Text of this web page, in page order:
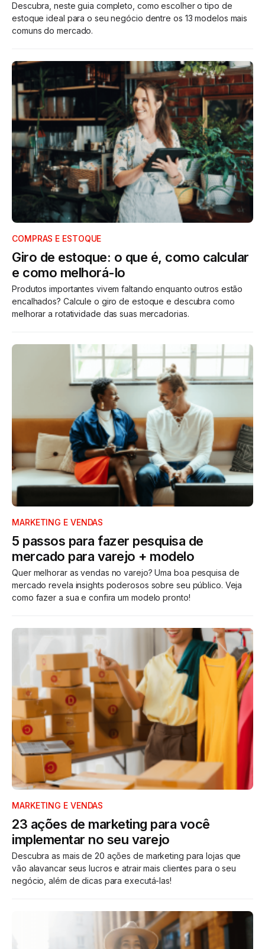
Descubra, neste guia completo, como escolher o tipo de
estoque ideal para o seu negócio dentre os 13 modelos mais
comuns do mercado.
COMPRAS E ESTOQUE
Giro de estoque: o que é, como calcular
e como melhorá-lo
Produtos importantes vivem faltando enquanto outros estão
encalhados? Calcule o giro de estoque e descubra como
melhorar a rotatividade das suas mercadorias.
MARKETING E VENDAS
5 passos para fazer pesquisa de
mercado para varejo + modelo
Quer melhorar as vendas no varejo? Uma boa pesquisa de
mercado revela insights poderosos sobre seu público. Veja
como fazer a sua e confira um modelo pronto!
MARKETING E VENDAS
23 ações de marketing para você
implementar no seu varejo
Descubra as mais de 20 ações de marketing para lojas que
vão alavancar seus lucros e atrair mais clientes para o seu
negócio, além de dicas para executá-las!